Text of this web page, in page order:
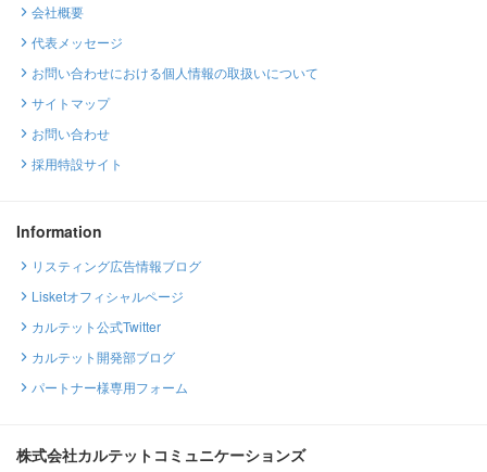
会社概要
代表メッセージ
お問い合わせにおける個人情報の取扱いについて
サイトマップ
お問い合わせ
採用特設サイト
Information
リスティング広告情報ブログ
Lisketオフィシャルページ
カルテット公式Twitter
カルテット開発部ブログ
パートナー様専用フォーム
株式会社カルテットコミュニケーションズ